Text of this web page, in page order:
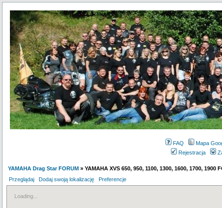
FAQ
Mapa
Rejestracja
YAMAHA Drag Star FORUM » YAMAHA XVS 650, 950, 1100, 1300, 1600, 1700, 1900
Przeglądaj
Dodaj swoją lokalizację Preferencje
Loading...